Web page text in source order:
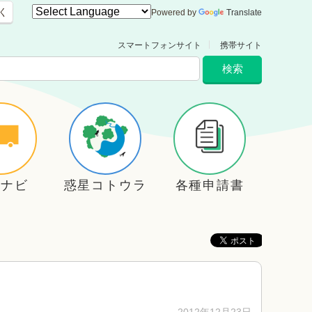
Powered by Translate
スマートフォンサイト 携帯サイト
ビ 惑星コトウラ 各種申請書